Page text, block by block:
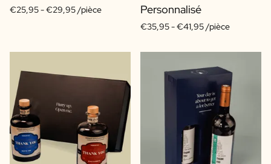
€25,95 -€29,95 /pièce
Personnalisé
€35,95 -€41,95 /pièce